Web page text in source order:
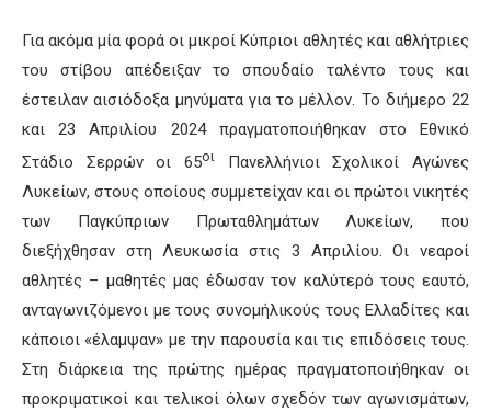
Για ακόμα μία φορά οι μικροί Κύπριοι αθλητές και αθλήτριες
του στίβου απέδειξαν το σπουδαίο ταλέντο τους και
έστειλαν αισιόδοξα μηνύματα για το μέλλον. Το διήμερο 22
και 23 Απριλίου 2024 πραγματοποιήθηκαν στο Εθνικό
Στάδιο Σερρών οι 65οι
Πανελλήνιοι Σχολικοί Αγώνες
Λυκείων, στους οποίους συμμετείχαν και οι πρώτοι νικητές
των Παγκύπριων Πρωταθλημάτων Λυκείων, που
διεξήχθησαν στη Λευκωσία στις 3 Απριλίου. Οι νεαροί
αθλητές – μαθητές μας έδωσαν τον καλύτερό τους εαυτό,
ανταγωνιζόμενοι με τους συνομήλικούς τους Ελλαδίτες και
κάποιοι «έλαμψαν» με την παρουσία και τις επιδόσεις τους.
Στη διάρκεια της πρώτης ημέρας πραγματοποιήθηκαν οι
προκριματικοί και τελικοί όλων σχεδόν των αγωνισμάτων,